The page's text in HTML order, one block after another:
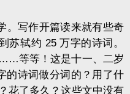
。写作开篇读来就有些奇
苏轼约 25万字的诗词。
等等！这是十一、二岁
的诗词做分词的？用了什
花了多久？这些文中没有